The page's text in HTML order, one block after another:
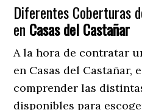
Diferentes Coberturas
en Casas del Castañar
A la hora de contratar
en Casas del Castañar,
comprender las
disponibles para